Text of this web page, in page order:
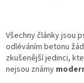
Všechny články jsou
odléváním betonu
zkušenější jedinci,
nejsou známy